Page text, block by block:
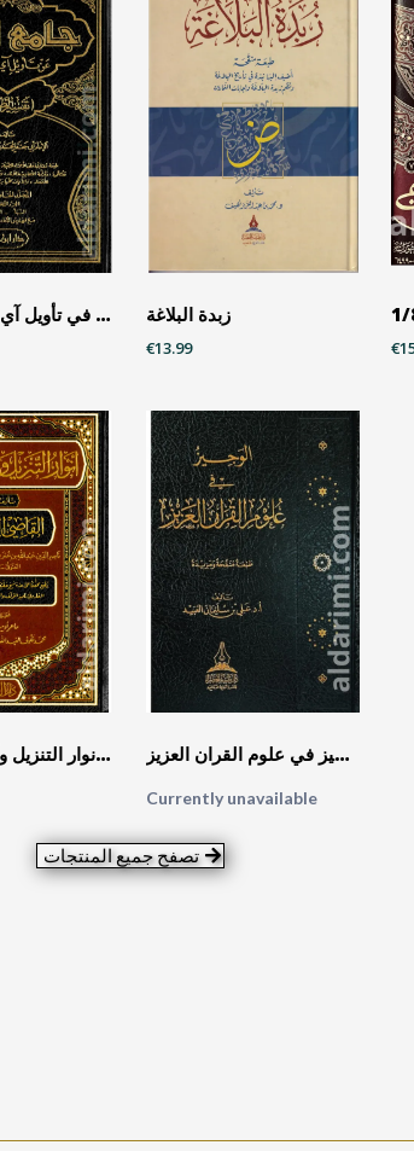
تفسير الطبري - جامع البيان في تأويل آي القرآن 1/15 زبدة البلاغة
€13.99
تفسير البيضاوي - أنوار التنزيل وأسرار التأويل الوجيز في علوم القران العزيز
Currently unavailable
تصفح جميع المنتجات